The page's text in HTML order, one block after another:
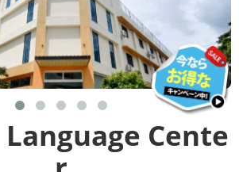
Language Cente